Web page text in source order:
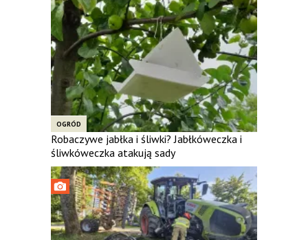
OGRÓD
Robaczywe jabłka i śliwki? Jabłkóweczka i
śliwkóweczka atakują sady